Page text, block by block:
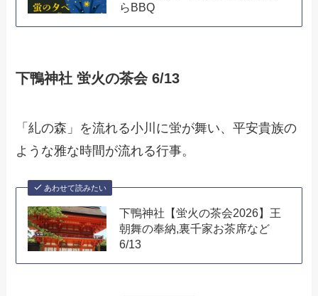
らBBQ
下鴨神社 蛍火の茶会 6/13
「糺の森」を流れる小川に蛍が舞い、平安貴族の
ような雅な時間が流れる行事。
あわせて読みたい
下鴨神社【蛍火の茶会2026】王
朝舞の奉納,裏千家お茶席など
6/13